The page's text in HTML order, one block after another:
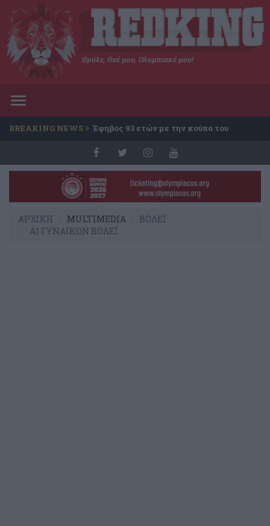
Θρύλε, Θεέ μου, Ολυμπιακέ μου!
Toggle
BREAKING NEWS Έφηβος 93 ετών με την κούπα του
ΑΡΧΙΚΗ MULTIMEDIA
ΒΟΛΕΪ
Α1 ΓΥΝΑΙΚΩΝ ΒΟΛΕΪ